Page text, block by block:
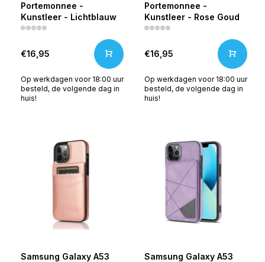
Portemonnee -
Kunstleer - Lichtblauw
€16,95
Op werkdagen voor 18:00 uur
besteld, de volgende dag in
huis!
Portemonnee -
Kunstleer - Rose Goud
€16,95
Op werkdagen voor 18:00 uur
besteld, de volgende dag in
huis!
Samsung Galaxy A53
Samsung Galaxy A53